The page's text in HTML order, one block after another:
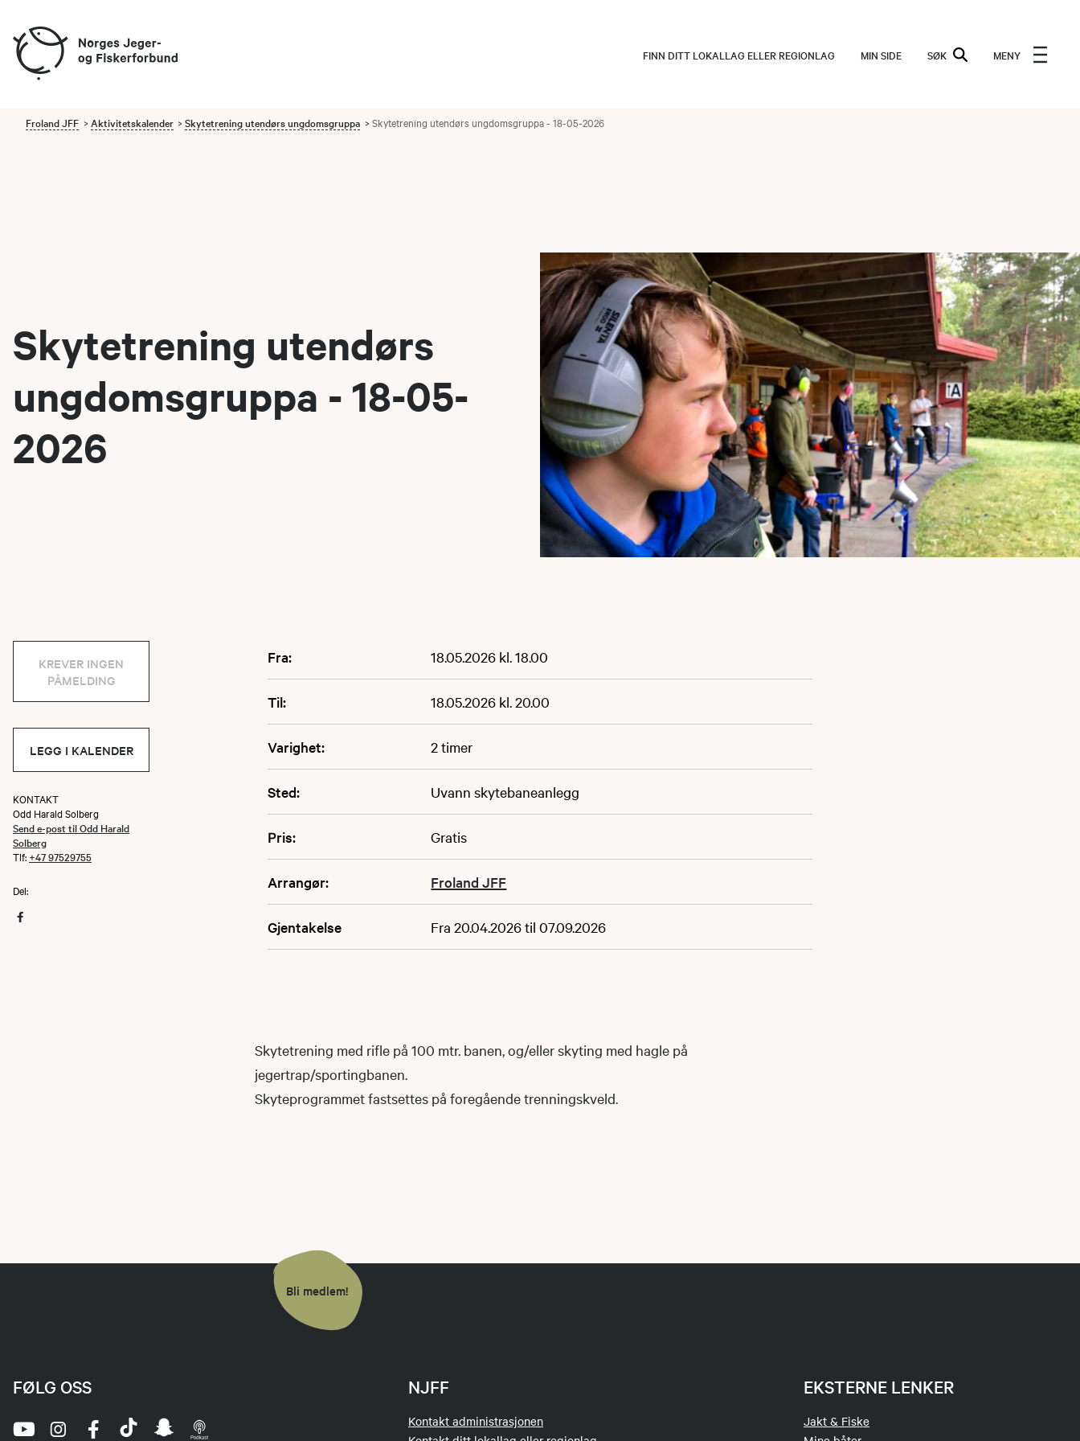
FINN DITT LOKALLAG ELLER REGIONLAG MIN SIDE SØK MENY
Froland JFF Aktivitetskalender Skytetrening utendørs ungdomsgruppa Skytetrening utendørs ungdomsgruppa - 18-05-2026
Skytetrening utendørs
ungdomsgruppa - 18-05-
2026
Fra: 18.05.2026 kl. 18.00
Til: 18.05.2026 kl. 20.00
Varighet: 2 timer
Sted: Uvann skytebaneanlegg
Pris: Gratis
Arrangør: Froland JFF
Gjentakelse Fra 20.04.2026 til 07.09.2026
KREVER INGEN
PÅMELDING
LEGG I KALENDER
KONTAKT
Odd Harald Solberg
Send e-post til Odd Harald
Solberg
Tlf: +47 97529755
Del:
Skytetrening med rifle på 100 mtr. banen, og/eller skyting med hagle på
jegertrap/sportingbanen.
Skyteprogrammet fastsettes på foregående trenningskveld.
Bli medlem!
NJFF
Kontakt administrasjonen
EKSTERNE LENKER
Jakt & Fiske
FØLG OSS